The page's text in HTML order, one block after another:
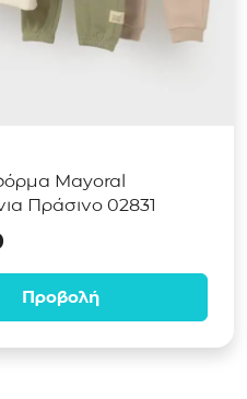
Mayoral
Πράσινο 02831
Προβολή